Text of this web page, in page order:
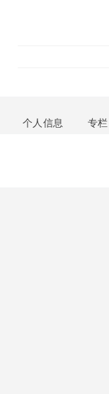
个人信息 专栏